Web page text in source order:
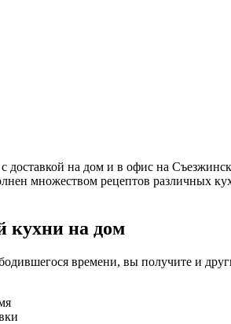
с доставкой на дом и в офис на
множеством рецептов различных
кухни на дом
времени, вы получите и